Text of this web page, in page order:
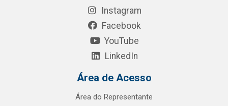
Instagram
Facebook
YouTube
LinkedIn
Área de Acesso
Área do Representante